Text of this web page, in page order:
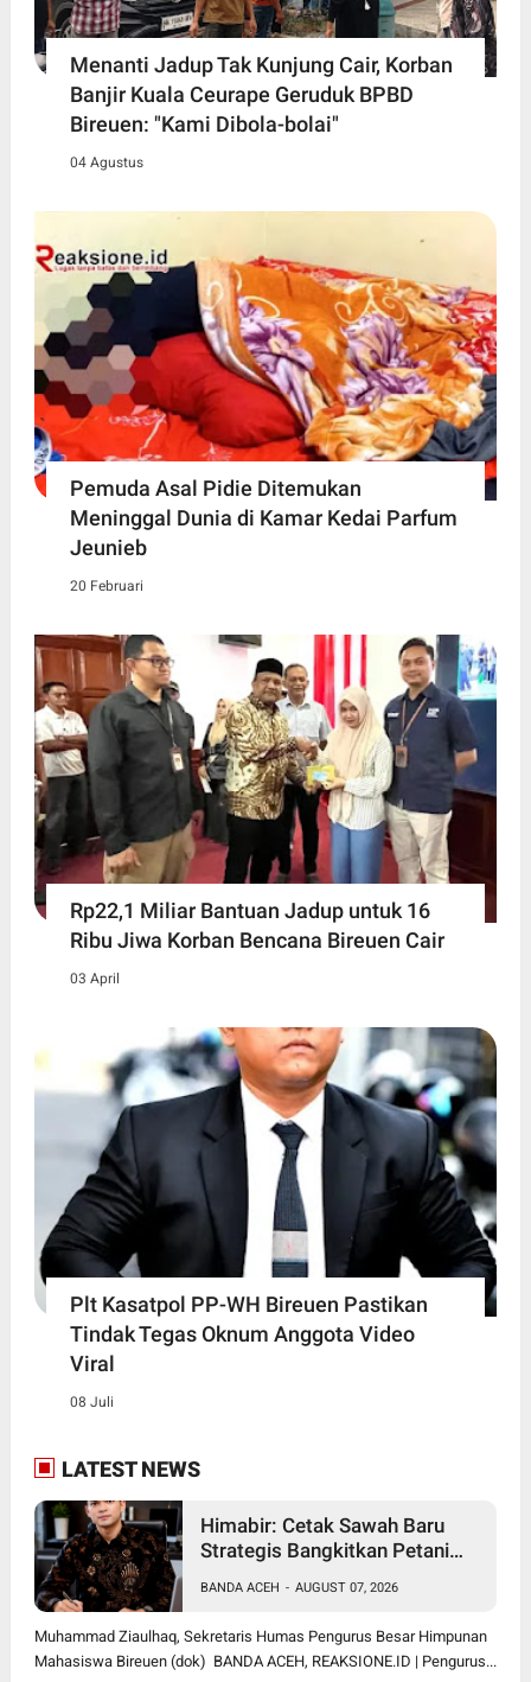
Menanti Jadup Tak Kunjung Cair, Korban
Banjir Kuala Ceurape Geruduk BPBD
Bireuen: "Kami Dibola-bolai"
04 Agustus
Pemuda Asal Pidie Ditemukan
Meninggal Dunia di Kamar Kedai Parfum
Jeunieb
20 Februari
Rp22,1 Miliar Bantuan Jadup untuk 16
Ribu Jiwa Korban Bencana Bireuen Cair
03 April
Plt Kasatpol PP-WH Bireuen Pastikan
Tindak Tegas Oknum Anggota Video
Viral
08 Juli
LATEST NEWS
Himabir: Cetak Sawah Baru
Strategis Bangkitkan Petani
BANDA ACEH - AUGUST 07, 2026
Muhammad Ziaulhaq, Sekretaris Humas Pengurus Besar Himpunan
Mahasiswa Bireuen (dok) BANDA ACEH, REAKSIONE.ID | Pengurus...